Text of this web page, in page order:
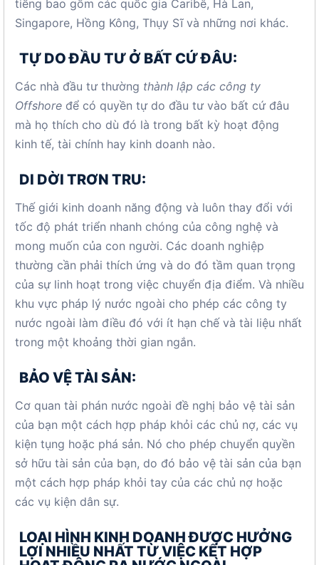
tiếng bao gồm các quốc gia Caribê, Hà Lan,
Singapore, Hồng Kông, Thụy Sĩ và những nơi khác.
TỰ DO ĐẦU TƯ Ở BẤT CỨ ĐÂU:
Các nhà đầu tư thường thành lập các công ty
Offshore để có quyền tự do đầu tư vào bất cứ đâu
mà họ thích cho dù đó là trong bất kỳ hoạt động
kinh tế, tài chính hay kinh doanh nào.
DI DỜI TRƠN TRU:
Thế giới kinh doanh năng động và luôn thay đổi với
tốc độ phát triển nhanh chóng của công nghệ và
mong muốn của con người. Các doanh nghiệp
thường cần phải thích ứng và do đó tầm quan trọng
của sự linh hoạt trong việc chuyển địa điểm. Và nhiều
khu vực pháp lý nước ngoài cho phép các công ty
nước ngoài làm điều đó với ít hạn chế và tài liệu nhất
trong một khoảng thời gian ngắn.
BẢO VỆ TÀI SẢN:
Cơ quan tài phán nước ngoài đề nghị bảo vệ tài sản
của bạn một cách hợp pháp khỏi các chủ nợ, các vụ
kiện tụng hoặc phá sản. Nó cho phép chuyển quyền
sở hữu tài sản của bạn, do đó bảo vệ tài sản của bạn
một cách hợp pháp khỏi tay của các chủ nợ hoặc
các vụ kiện dân sự.
LOẠI HÌNH KINH DOANH ĐƯỢC HƯỞNG
LỢI NHIỀU NHẤT TỪ ​​VIỆC KẾT HỢP